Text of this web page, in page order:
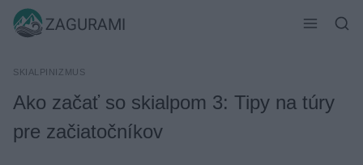
Skip
ZAGURAMI
SKIALPINIZMUS
Ako začať so skialpom 3: Tipy na túry
pre začiatočníkov